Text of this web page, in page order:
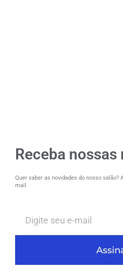
Receba
Quer saber as novidades do nosso salão?
mail.